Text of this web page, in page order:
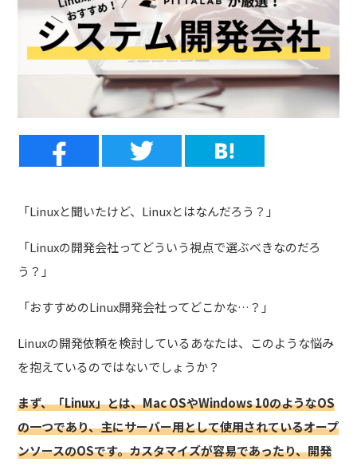
「Linuxと聞いたけど、Linuxとはなんだろう？」
「Linuxの開発会社ってどういう視点で選ぶべきなのだろ
う？」
「おすすめのLinux開発会社ってどこかな…？」
Linuxの開発依頼を検討しているあなたは、このような悩み
を抱えているのではないでしょうか？
まず、「Linux」とは、Mac OSやWindows 10のようなOS
の一つであり、主にサーバー用として使用されているオープ
ンソースのOSです。カスタマイズが容易であったり、開発